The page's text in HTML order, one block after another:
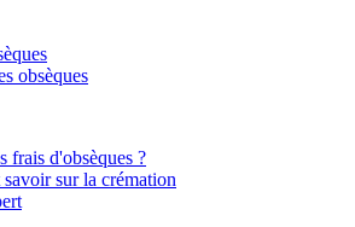
obsèques
frais d'obsèques ?
sur la crémation